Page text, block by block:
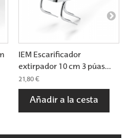
IEM Escarificador
extirpador 10 cm 3 púas...
21,80 €
Añadir a la cesta